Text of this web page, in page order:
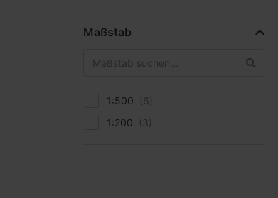
Maßstab
1:500
1:200